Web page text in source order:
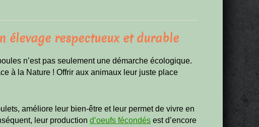
élevage respectueux et durable
n’est pas seulement une démarche écologique.
à la Nature ! Offrir aux animaux leur juste place
améliore leur bien-être et leur permet de vivre en
leur productiond’oeufs fécondés est d’encore